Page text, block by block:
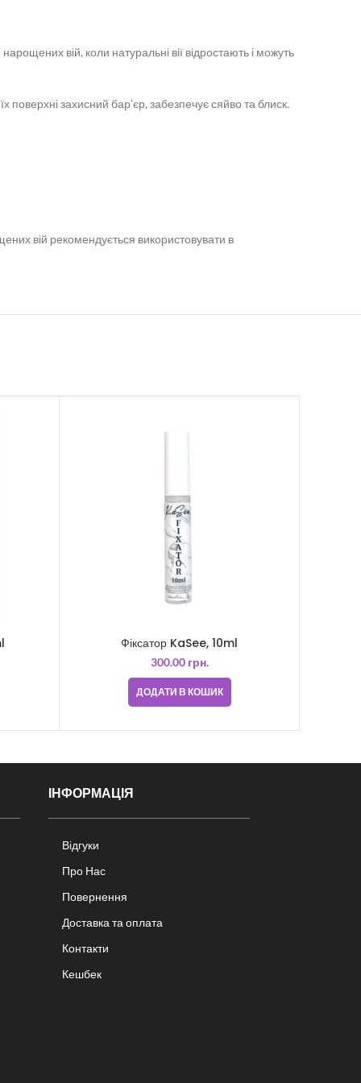
вій, коли натуральні вії відростають і можуть
поверхні захисний бар’єр, забезпечує сяйво та блиск.
вій рекомендується використовувати в
Фіксатор KaSee, 10ml
300.00 грн.
ДОДАТИ В КОШИК
ІНФОРМАЦІЯ
Відгуки
Про Нас
Повернення
Доставка та оплата
Контакти
Кешбек